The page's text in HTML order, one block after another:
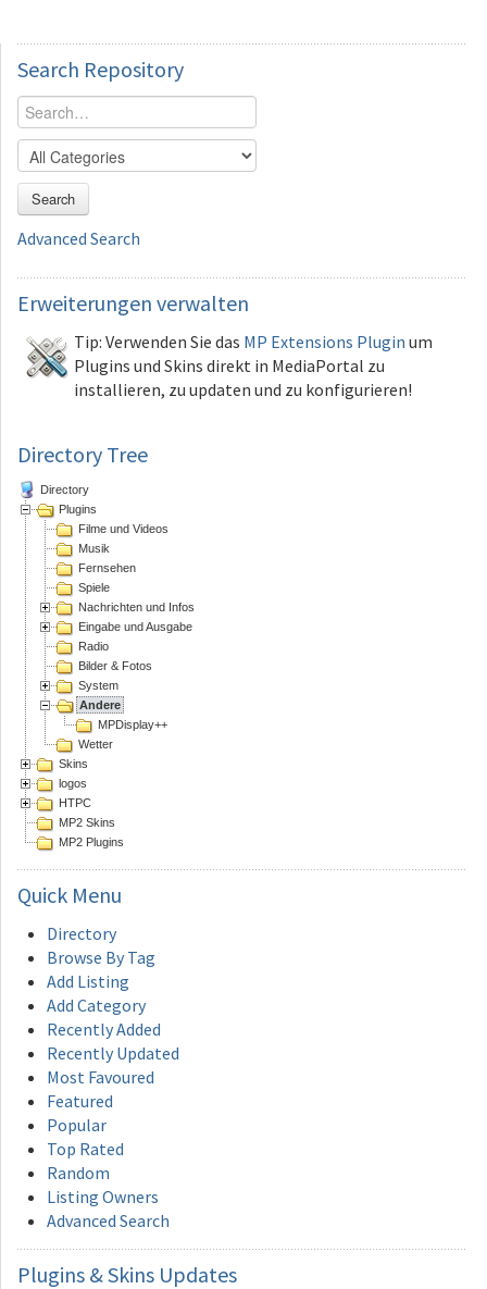
Search Repository
Search
Advanced Search
Erweiterungen verwalten
Tip: Verwenden Sie das MP Extensions Plugin um
Plugins und Skins direkt in MediaPortal zu
installieren, zu updaten und zu konfigurieren!
Directory Tree
Directory
Plugins
Filme und Videos
Musik
Fernsehen
Spiele
Nachrichten und Infos
Eingabe und Ausgabe
Radio
Bilder & Fotos
System
Andere
MPDisplay++
Wetter
Skins
logos
HTPC
MP2 Skins
MP2 Plugins
Quick Menu
Directory
Browse By Tag
Add Listing
Add Category
Recently Added
Recently Updated
Most Favoured
Featured
Popular
Top Rated
Random
Listing Owners
Advanced Search
Plugins & Skins Updates